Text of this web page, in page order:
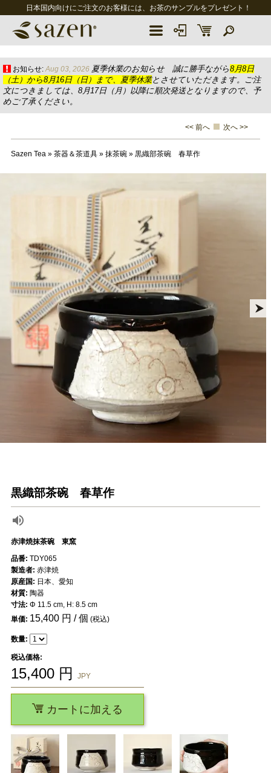
日本国内向けにご注文のお客様には、お茶のサンプルをプレゼント！
お知らせ: Aug 03, 2026 夏季休業のお知らせ 誠に勝手ながら8月8日
（土）から8月16日（日）まで、夏季休業とさせていただきます。ご注
文につきましては、8月17日（月）以降に順次発送となりますので、予
めご了承ください。
<< 前へ 次へ >>
Sazen Tea» 茶器＆茶道具» 抹茶碗» 黒織部茶碗 春草作
黒織部茶碗 春草作
赤津焼抹茶碗 東窯
品番: TDY065
製造者: 赤津焼
原産国: 日本、愛知
材質: 陶器
寸法: Φ 11.5 cm, H: 8.5 cm
単価: 15,400円 / 個 (税込)
数量:
税込価格:
15,400円 JPY
カートに加える